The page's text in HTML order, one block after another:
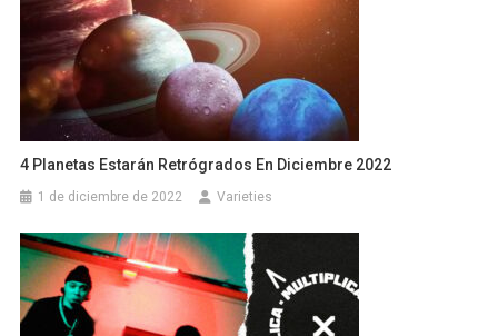
4 Planetas Estarán Retrógrados En Diciembre 2022
1 de diciembre de 2022 Varieties